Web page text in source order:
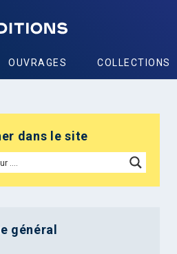
OUVRAGES COLLECTIONS
dans le site
général